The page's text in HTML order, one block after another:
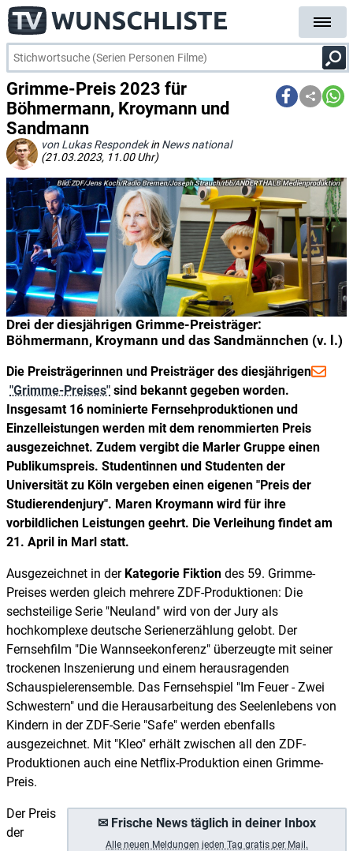
Grimme-Preis 2023 für
Böhmermann, Kroymann und
Sandmann
von Lukas Respondekin News national
(21.03.2023, 11.00 Uhr)
Drei der diesjährigen Grimme-Preisträger:
Böhmermann, Kroymann und das Sandmännchen (v. l.)
ZDF/Jens Koch/Radio Bremen/Joseph Strauch/rbb/ANDERTHALB Medienproduktion
Die Preisträgerinnen und Preisträger des diesjährigen
"Grimme-Preises" sind bekannt gegeben worden.
Insgesamt 16 nominierte Fernsehproduktionen und
Einzelleistungen werden mit dem renommierten Preis
ausgezeichnet. Zudem vergibt die Marler Gruppe einen
Publikumspreis. Studentinnen und Studenten der
Universität zu Köln vergeben einen eigenen "Preis der
Studierendenjury". Maren Kroymann wird für ihre
vorbildlichen Leistungen geehrt. Die Verleihung findet am
21. April in Marl statt.
Ausgezeichnet in der Kategorie Fiktion des 59. Grimme-
Preises werden gleich mehrere ZDF-Produktionen: Die
sechsteilige Serie "Neuland" wird von der Jury als
hochkomplexe deutsche Serienerzählung gelobt. Der
Fernsehfilm "Die Wannseekonferenz" überzeugte mit seiner
trockenen Inszenierung und einem herausragenden
Schauspielerensemble. Das Fernsehspiel "Im Feuer - Zwei
Schwestern" und die Herausarbeitung des Seelenlebens von
Kindern in der ZDF-Serie "Safe" werden ebenfalls
ausgezeichnet. Mit "Kleo" erhält zwischen all den ZDF-
Produktionen auch eine Netflix-Produktion einen Grimme-
Preis.
✉ Frische News täglich in deiner Inbox
Alle neuen Meldungen jeden Tag gratis per Mail.
Der Preis
der